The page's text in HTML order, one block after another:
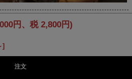
円、税 2,800円)
注文